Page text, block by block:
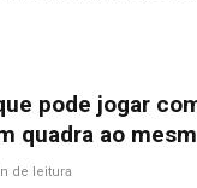
pode jogar
quadra ao
de leitura